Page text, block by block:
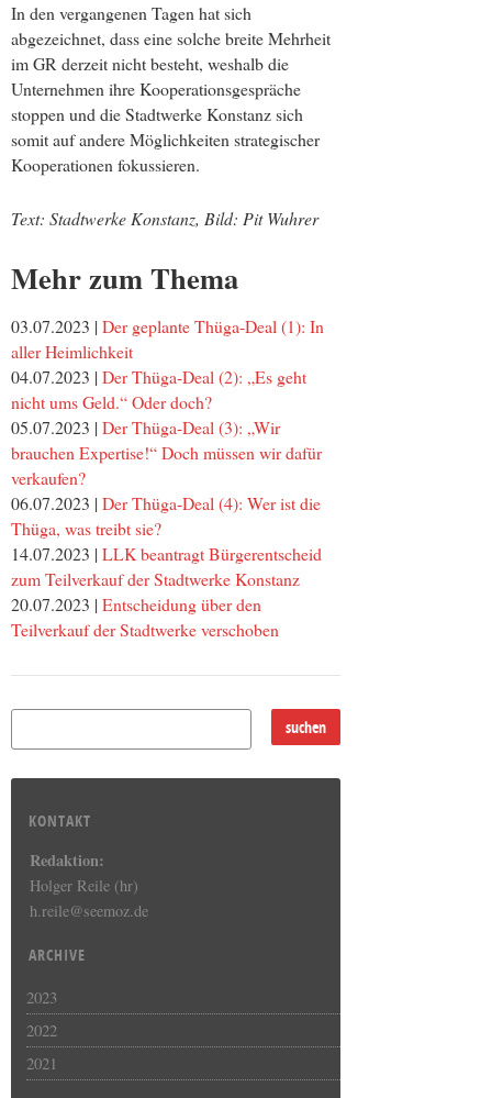
In den vergangenen Tagen hat sich
abgezeichnet, dass eine solche breite Mehrheit
im GR derzeit nicht besteht, weshalb die
Unternehmen ihre Kooperationsgespräche
stoppen und die Stadtwerke Konstanz sich
somit auf andere Möglichkeiten strategischer
Kooperationen fokussieren.
Text: Stadtwerke Konstanz, Bild: Pit Wuhrer
Mehr zum Thema
03.07.2023 | Der geplante Thüga-Deal (1): In
aller Heimlichkeit
04.07.2023 | Der Thüga-Deal (2): „Es geht
nicht ums Geld.“ Oder doch?
05.07.2023 | Der Thüga-Deal (3): „Wir
brauchen Expertise!“ Doch müssen wir dafür
verkaufen?
06.07.2023 | Der Thüga-Deal (4): Wer ist die
Thüga, was treibt sie?
14.07.2023 | LLK beantragt Bürgerentscheid
zum Teilverkauf der Stadtwerke Konstanz
20.07.2023 | Entscheidung über den
Teilverkauf der Stadtwerke verschoben
KONTAKT
Redaktion:
Holger Reile (hr)
h.reile@seemoz.de
ARCHIVE
2023
2022
2021